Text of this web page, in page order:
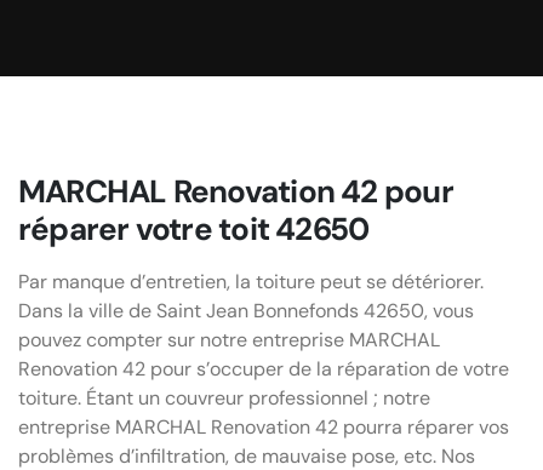
MARCHAL Renovation 42 pour
réparer votre toit 42650
Par manque d’entretien, la toiture peut se détériorer.
Dans la ville de Saint Jean Bonnefonds 42650, vous
pouvez compter sur notre entreprise MARCHAL
Renovation 42 pour s’occuper de la réparation de votre
toiture. Étant un couvreur professionnel ; notre
entreprise MARCHAL Renovation 42 pourra réparer vos
problèmes d’infiltration, de mauvaise pose, etc. Nos